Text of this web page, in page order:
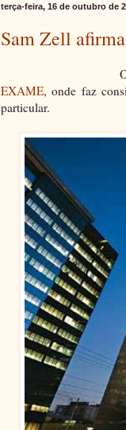
terça-feira, 16 de outubro de
Sam Zell
EXAME, onde faz
particular.